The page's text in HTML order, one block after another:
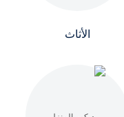
الأثاث